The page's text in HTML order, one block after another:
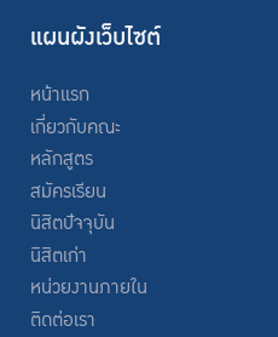
แผนผังเว็บไซต์
หน้าแรก
เกี่ยวกับคณะ
หลักสูตร
สมัครเรียน
นิสิตปัจจุบัน
นิสิตเก่า
หน่วยงานภายใน
ติดต่อเรา